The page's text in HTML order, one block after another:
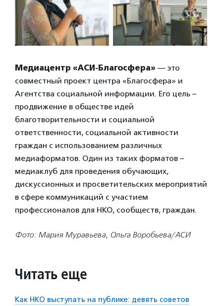
Медиацентр «АСИ-Благосфера» — это
совместный проект центра «Благосфера» и
Агентства социальной информации. Его цель –
продвижение в обществе идей
благотворительности и социальной
ответственности, социальной активности
граждан с использованием различных
медиаформатов. Один из таких форматов –
медиаклуб для проведения обучающих,
дискуссионных и просветительских мероприятий
в сфере коммуникаций с участием
профессионалов для НКО, сообществ, граждан.
Фото: Мария Муравьева, Ольга Воробьева/АСИ
Читать еще
Как НКО выступать на публике: девять советов